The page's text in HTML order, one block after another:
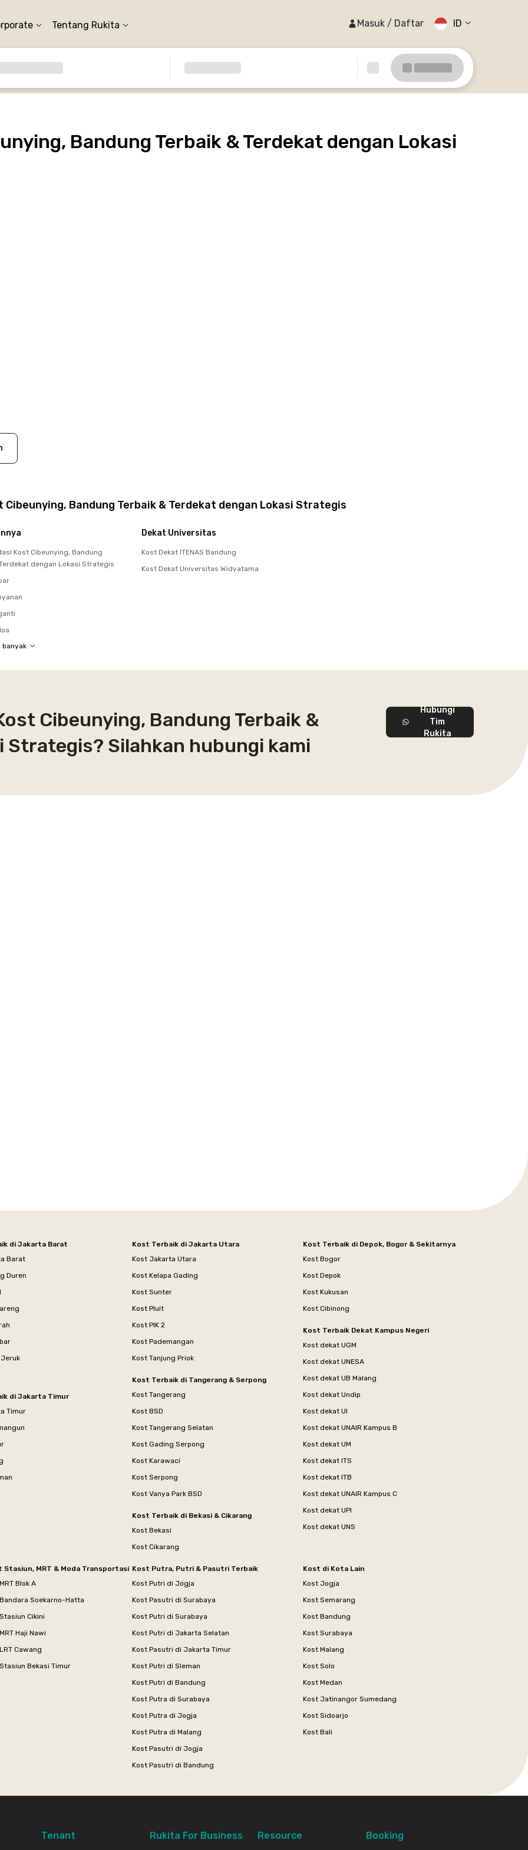
Tentang Rukita Masuk / Daftar ID
Bandung Terbaik & Terdekat dengan Lokasi
Bandung Terbaik & Terdekat dengan Lokasi Strategis
Kost Cibeunying, Bandung
dengan Lokasi Strategis
banyak
Dekat Universitas
Kost Dekat ITENAS Bandung
Kost Dekat Universitas Widyatama
Cibeunying, Bandung Terbaik &
Strategis? Silahkan hubungi kami
Hubungi
Tim
Rukita
di Jakarta Barat
Barat
Duren
Jeruk
di Jakarta Timur
Timur
Kost Terbaik di Jakarta Utara
Kost Jakarta Utara
Kost Kelapa Gading
Kost Sunter
Kost Pluit
Kost PIK 2
Kost Pademangan
Kost Tanjung Priok
Kost Terbaik di Tangerang & Serpong
Kost Tangerang
Kost BSD
Kost Tangerang Selatan
Kost Gading Serpong
Kost Karawaci
Kost Serpong
Kost Vanya Park BSD
Kost Terbaik di Bekasi & Cikarang
Kost Bekasi
Kost Cikarang
Kost Terbaik di Depok, Bogor & Sekitarnya
Kost Bogor
Kost Depok
Kost Kukusan
Kost Cibinong
Kost Terbaik Dekat Kampus Negeri
Kost dekat UGM
Kost dekat UNESA
Kost dekat UB Malang
Kost dekat Undip
Kost dekat UI
Kost dekat UNAIR Kampus B
Kost dekat UM
Kost dekat ITS
Kost dekat ITB
Kost dekat UNAIR Kampus C
Kost dekat UPI
Kost dekat UNS
Stasiun, MRT & Moda Transportasi
Blok A
Soekarno-Hatta
Cikini
Haji Nawi
Cawang
Bekasi Timur
Kost Putra, Putri & Pasutri Terbaik
Kost Putri di Jogja
Kost Pasutri di Surabaya
Kost Putri di Surabaya
Kost Putri di Jakarta Selatan
Kost Pasutri di Jakarta Timur
Kost Putri di Sleman
Kost Putri di Bandung
Kost Putra di Surabaya
Kost Putra di Jogja
Kost Putra di Malang
Kost Pasutri di Jogja
Kost Pasutri di Bandung
Kost di Kota Lain
Kost Jogja
Kost Semarang
Kost Bandung
Kost Surabaya
Kost Malang
Kost Solo
Kost Medan
Kost Jatinangor Sumedang
Kost Sidoarjo
Kost Bali
Tenant Rukita For Business Resource Booking